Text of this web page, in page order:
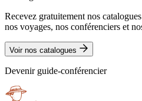
Recevez gratuitement nos
nos voyages, nos conférenciers et
Voir nos catalogues
Devenir guide-conférencier